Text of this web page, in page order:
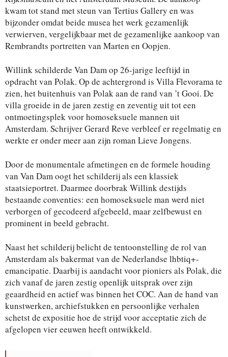
kwam tot stand met steun van Tertius Gallery en was
bijzonder omdat beide musea het werk gezamenlijk
verwierven, vergelijkbaar met de gezamenlijke aankoop van
Rembrandts portretten van Marten en Oopjen.
Willink schilderde Van Dam op 26-jarige leeftijd in
opdracht van Polak. Op de achtergrond is Villa Flevorama te
zien, het buitenhuis van Polak aan de rand van ’t Gooi. De
villa groeide in de jaren zestig en zeventig uit tot een
ontmoetingsplek voor homoseksuele mannen uit
Amsterdam. Schrijver Gerard Reve verbleef er regelmatig en
werkte er onder meer aan zijn roman Lieve Jongens.
Door de monumentale afmetingen en de formele houding
van Van Dam oogt het schilderij als een klassiek
staatsieportret. Daarmee doorbrak Willink destijds
bestaande conventies: een homoseksuele man werd niet
verborgen of gecodeerd afgebeeld, maar zelfbewust en
prominent in beeld gebracht.
Naast het schilderij belicht de tentoonstelling de rol van
Amsterdam als bakermat van de Nederlandse lhbtiq+-
emancipatie. Daarbij is aandacht voor pioniers als Polak, die
zich vanaf de jaren zestig openlijk uitsprak over zijn
geaardheid en actief was binnen het COC. Aan de hand van
kunstwerken, archiefstukken en persoonlijke verhalen
schetst de expositie hoe de strijd voor acceptatie zich de
afgelopen vier eeuwen heeft ontwikkeld.